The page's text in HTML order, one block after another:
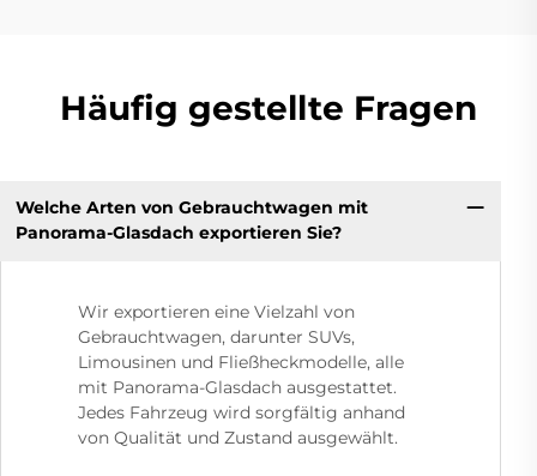
Häufig gestellte Fragen
Welche Arten von Gebrauchtwagen mit
Panorama-Glasdach exportieren Sie?
Wir exportieren eine Vielzahl von
Gebrauchtwagen, darunter SUVs,
Limousinen und Fließheckmodelle, alle
mit Panorama-Glasdach ausgestattet.
Jedes Fahrzeug wird sorgfältig anhand
von Qualität und Zustand ausgewählt.